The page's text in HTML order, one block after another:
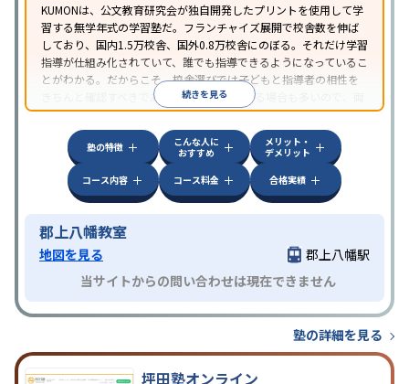
KUMONは、公文教育研究会が独自開発したプリントを使用して学
習する無学年式の学習塾だ。フランチャイズ展開で校舎数を伸ば
しており、国内1.5万校舎、国外0.8万校舎にのぼる。それだけ学習
指導が仕組み化されていて、誰でも指導できるようになっているこ
とがわかる。だからこそ、校舎選びでは子どもと指導者の相性を
きちんと確認すべきである。近所に2校舎ある場合も多いので、両
方見学してみることをオススメする。
続きを見る
塾の特徴
こんな人に
おすすめ
メリット・
デメリット
コース内容
コース料金 合格実績
郡上八幡教室
地図を見る
郡上八幡駅
当サイトからの問い合わせは現在できません
塾の詳細を見る
坪田塾オンライン